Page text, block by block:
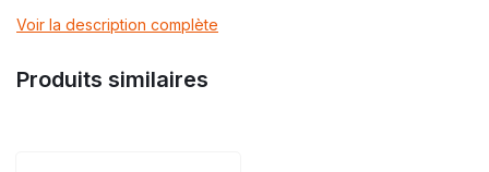
Voir la description complète
Produits similaires